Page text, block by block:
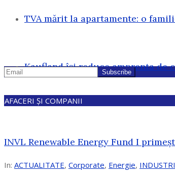
TVA mărit la apartamente: o
Kaufland își reduce amprenta de
AFACERI ȘI COMPANII
INVL Renewable Energy Fund I
In: ACTUALITATE, Corporate, Energie,